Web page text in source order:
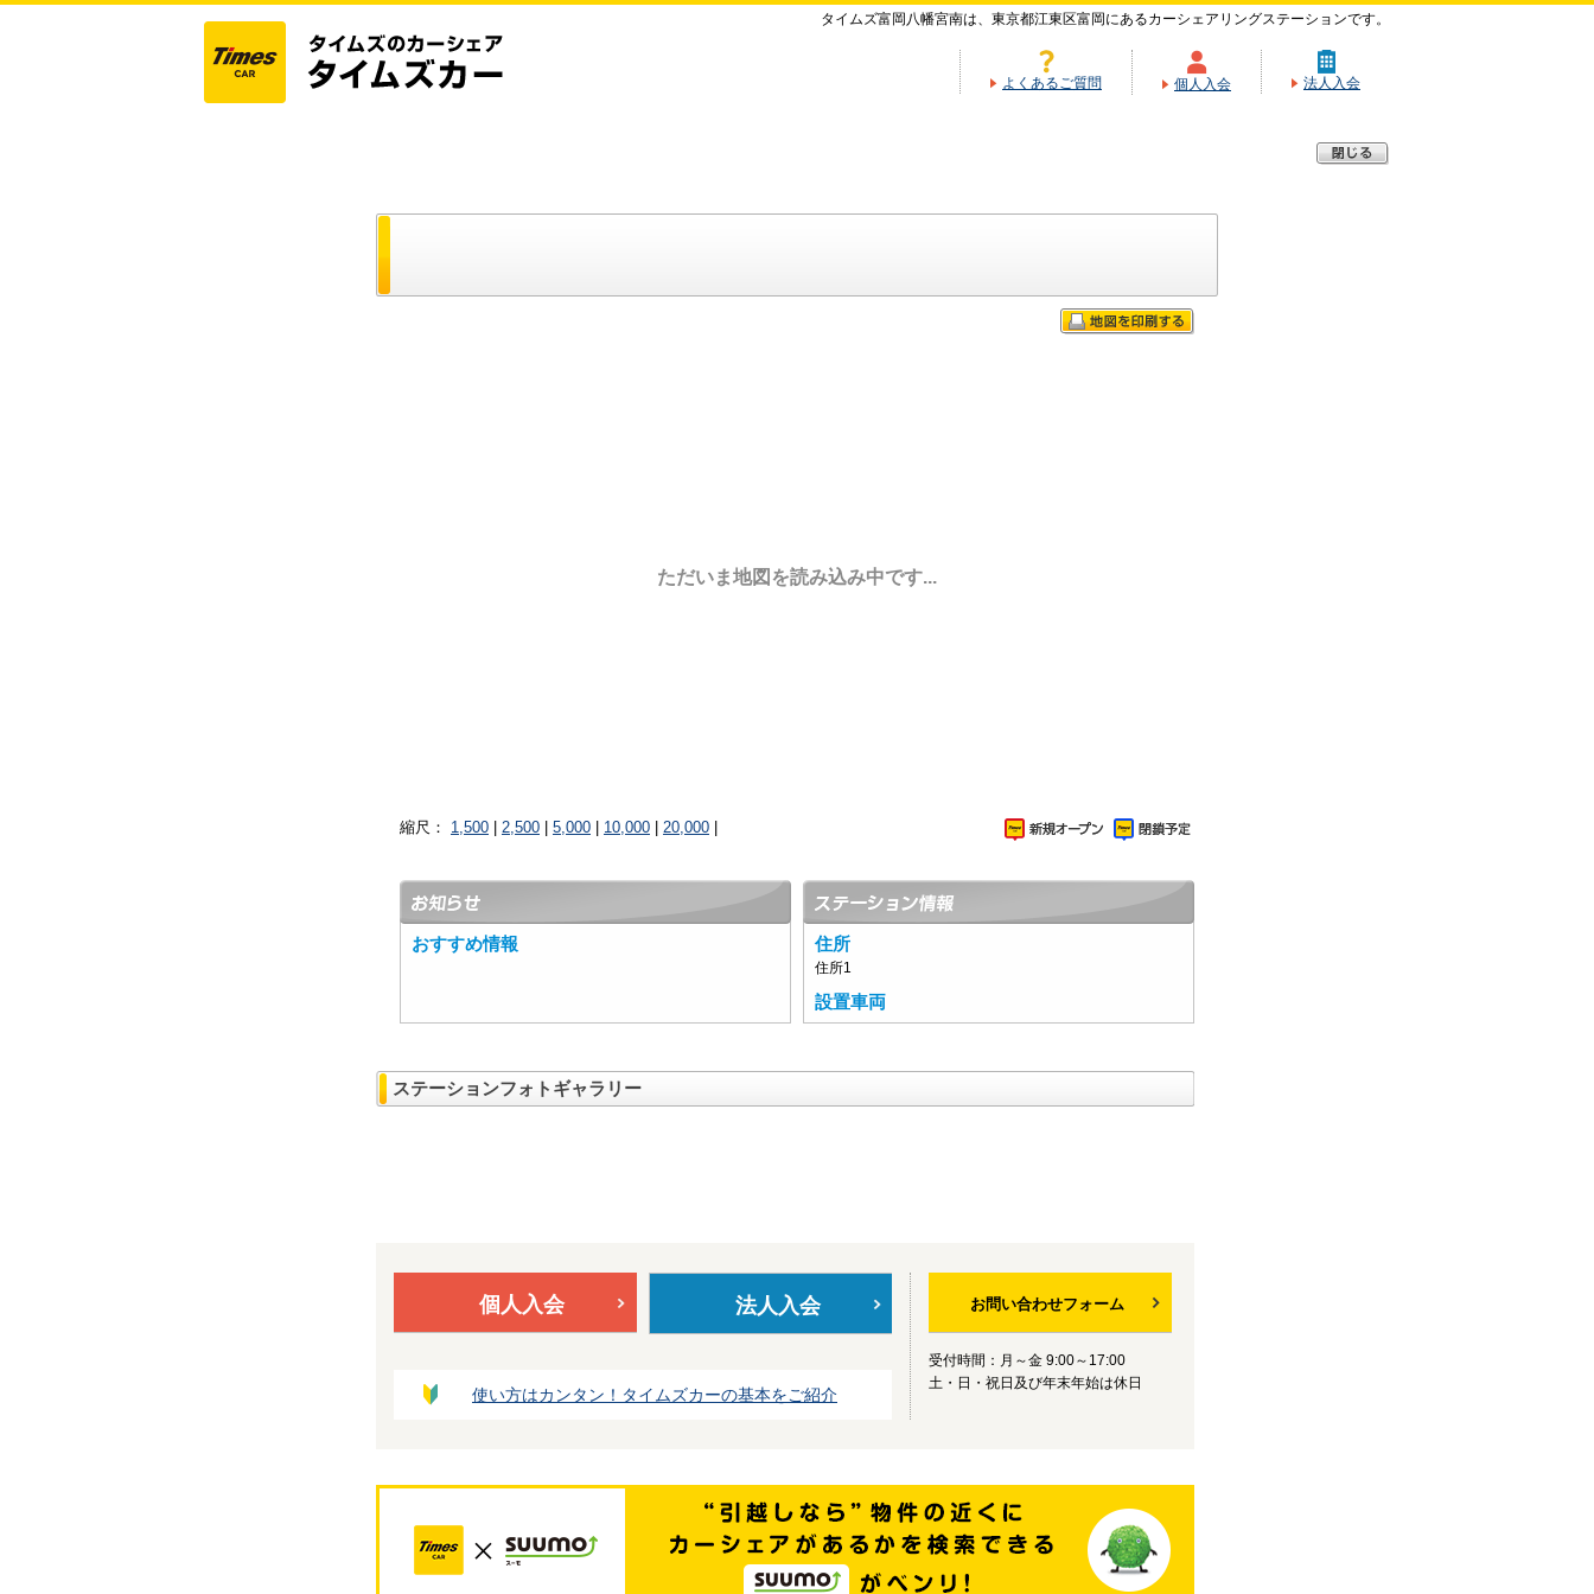
タイムズ富岡八幡宮南は、東京都江東区富岡にあるカーシェアリングステーションです。
よくあるご質問 個人入会 法人入会
ただいま地図を読み込み中です...
縮尺： 1,500 2,500 5,000 10,000 20,000
おすすめ情報 住所
住所1
設置車両
ステーションフォトギャラリー
個人入会 法人入会
使い方はカンタン！タイムズカーの基本をご紹介
お問い合わせフォーム
受付時間：月～金 9:00～17:00
土・日・祝日及び年末年始は休日